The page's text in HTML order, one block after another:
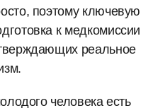
поэтому ключевую
к медкомиссии
реальное
человека есть